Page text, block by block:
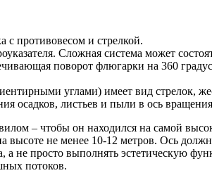
противовесом и стрелкой.
Сложная система может
поворот флюгарки на 360
углами) имеет вид стрелок,
осадков, листьев и пыли в ось
– чтобы он находился на самой
не менее 10-12 метров. Ось
а не просто выполнять эстетическую
потоков.